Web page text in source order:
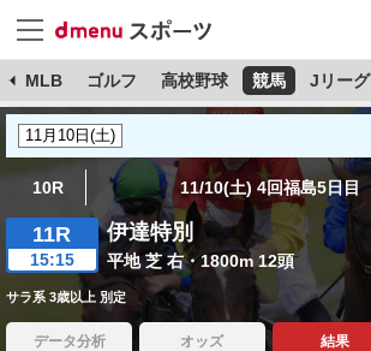
MLB ゴルフ 高校野球 競馬 Jリーグ
10R 11/10(土) 4回福島5日目
11R
15:15
伊達特別
平地 芝 右・1800m 12頭
サラ系 3歳以上 別定
データ分析 オッズ 結果